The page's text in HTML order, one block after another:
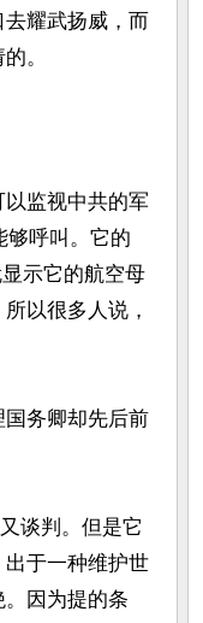
耀武扬威，而
。
监视中共的军
够呼叫。它的
示它的航空母
以很多人说，
务卿却先后前
谈判。但是它
于一种维护世
因为提的条